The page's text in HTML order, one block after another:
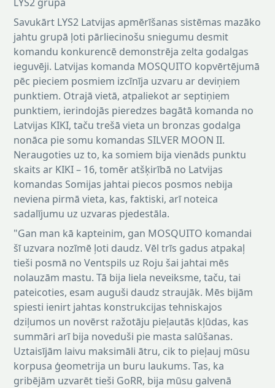
Savukārt LYS2 Latvijas apmērīšanas sistēmas mazāko
jahtu grupā ļoti pārliecinošu sniegumu desmit
komandu konkurencē demonstrēja zelta godalgas
ieguvēji. Latvijas komanda MOSQUITO kopvērtējumā
pēc pieciem posmiem izcīnīja uzvaru ar deviņiem
punktiem. Otrajā vietā, atpaliekot ar septiņiem
punktiem, ierindojās pieredzes bagātā komanda no
Latvijas KIKI, taču trešā vieta un bronzas godalga
nonāca pie somu komandas SILVER MOON II.
Neraugoties uz to, ka somiem bija vienāds punktu
skaits ar KIKI – 16, tomēr atšķirībā no Latvijas
komandas Somijas jahtai piecos posmos nebija
neviena pirmā vieta, kas, faktiski, arī noteica
sadalījumu uz uzvaras pjedestāla.
"Gan man kā kapteinim, gan MOSQUITO komandai
šī uzvara nozīmē ļoti daudz. Vēl trīs gadus atpakaļ
tieši posmā no Ventspils uz Roju šai jahtai mēs
nolauzām mastu. Tā bija liela neveiksme, taču, tai
pateicoties, esam auguši daudz straujāk. Mēs bijām
spiesti ienirt jahtas konstrukcijas tehniskajos
dziļumos un novērst ražotāju pieļautās kļūdas, kas
summāri arī bija noveduši pie masta salūšanas.
Uztaisījām laivu maksimāli ātru, cik to pieļauj mūsu
korpusa ģeometrija un buru laukums. Tas, ka
gribējām uzvarēt tieši GoRR, bija mūsu galvenā